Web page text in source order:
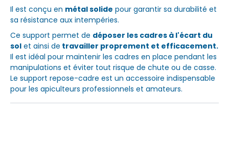
Il est conçu en métal solide pour garantir sa durabilité et
sa résistance aux intempéries.
Ce support permet de déposer les cadres à l'écart du
sol et ainsi de travailler proprement et efficacement.
Il est idéal pour maintenir les cadres en place pendant les
manipulations et éviter tout risque de chute ou de casse.
Le support repose-cadre est un accessoire indispensable
pour les apiculteurs professionnels et amateurs.